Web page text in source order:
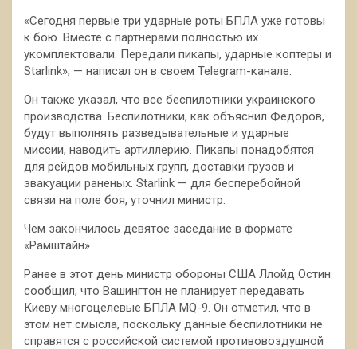
«Сегодня первые три ударные роты БПЛА уже готовы
к бою. Вместе с партнерами полностью их
укомплектовали. Передали пикапы, ударные коптеры и
Starlink», — написал он в своем Telegram-канале.
Он также указал, что все беспилотники украинского
производства. Беспилотники, как объяснил Федоров,
будут выполнять разведывательные и ударные
миссии, наводить артиллерию. Пикапы понадобятся
для рейдов мобильных групп, доставки грузов и
эвакуации раненых. Starlink — для бесперебойной
связи на поле боя, уточнил министр.
Чем закончилось девятое заседание в формате
«Рамштайн»
Ранее в этот день министр обороны США Ллойд Остин
сообщил, что Вашингтон не планирует передавать
Киеву многоцелевые БПЛА MQ-9. Он отметил, что в
этом нет смысла, поскольку данные беспилотники не
справятся с российской системой противовоздушной